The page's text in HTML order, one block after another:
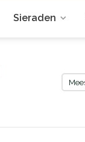
Sieraden